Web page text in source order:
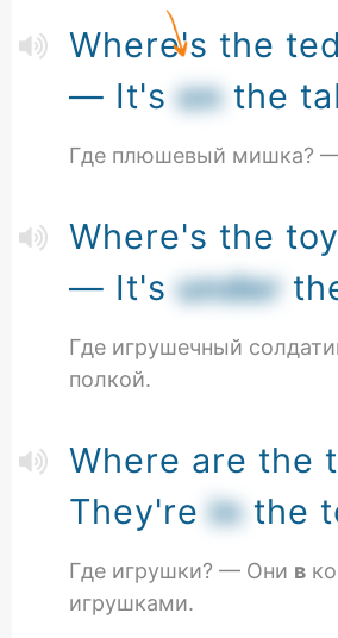
Where's the
— It'sonthe
Где плюшевый мишка?
Where's the
— It'sunder
Где игрушечный
полкой.
Where are the
They'reinthe
Где игрушки? — Они в
игрушками.